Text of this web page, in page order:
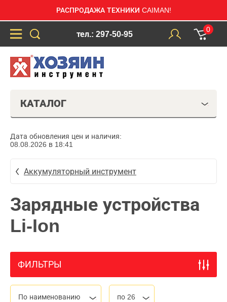
РАСПРОДАЖА ТЕХНИКИ CAIMAN!
тел.: 297-50-95
0
КАТАЛОГ
Дата обновления цен и наличия:
08.08.2026 в 18:41
Аккумуляторный инструмент
Зарядные устройства
Li-Ion
ФИЛЬТРЫ
По наименованию по 26